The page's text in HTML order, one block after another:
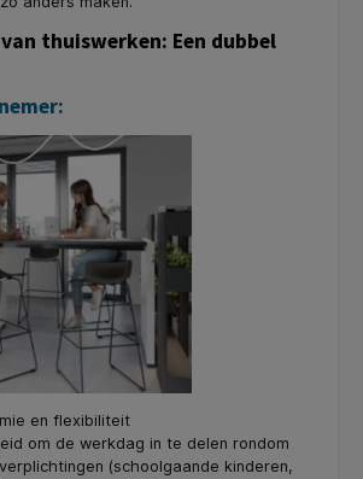
thuiswerken: Een dubbel
en flexibiliteit
om de werkdag in te delen rondom
(schoolgaande kinderen,